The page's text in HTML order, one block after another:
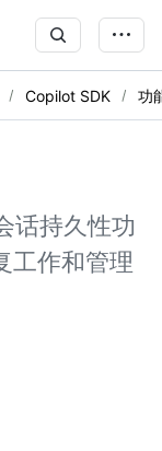
Copilot SDK 功
话持久性功
工作和管理